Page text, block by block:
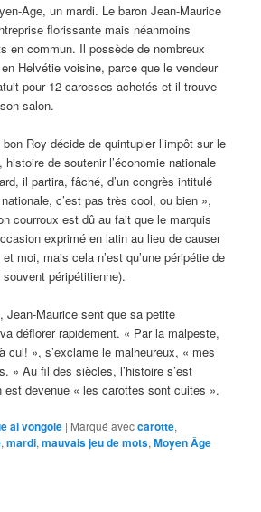
Âge, un mardi. Le baron Jean-Maurice
florissante mais néanmoins
en commun. Il possède de nombreux
Helvétie voisine, parce que le vendeur
pour 12 carosses achetés et il trouve
salon.
bon Roy décide de quintupler l’impôt sur le
histoire de soutenir l’économie nationale
il partira, fâché, d’un congrès intitulé
c’est pas très cool, ou bien »,
courroux est dû au fait que le marquis
exprimé en latin au lieu de causer
moi, mais cela n’est qu’une péripétie de
péripétitienne).
Jean-Maurice sent que sa petite
déflorer rapidement. « Par la malpeste,
cul! », s’exclame le malheureux, « mes
» Au fil des siècles, l’histoire s’est
est devenue « les carottes sont cuites ».
ai vongole | Marqué aveccarotte,
,mardi,mauvais jeu de mots,Moyen Âge